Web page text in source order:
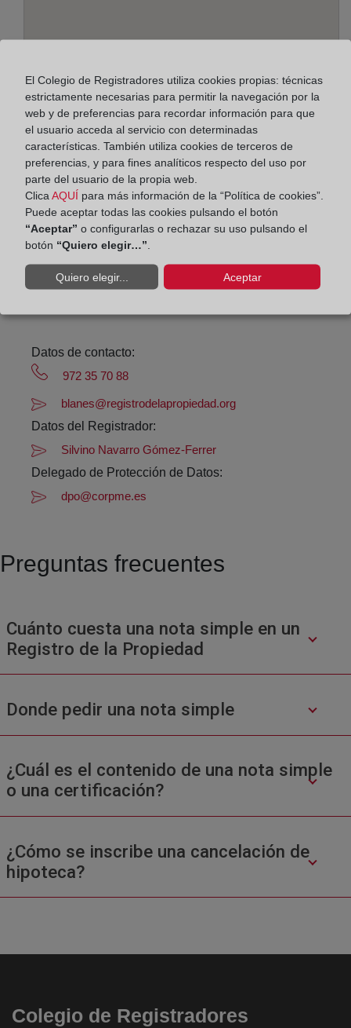
Dirección:
Carrer de Melilla, 4 - bajos, 17300
Horario:
De lunes a viernes de 09:00 a 17:00 horas
Agosto: De lunes a viernes de 09:00 a 14:00 horas
Los días 24 y 31 de diciembre de 09:00 a 14:00
Datos de contacto:
972 35 70 88
blanes@registrodelapropiedad.org
Datos del Registrador:
Silvino Navarro Gómez-Ferrer
Delegado de Protección de Datos:
dpo@corpme.es
Preguntas frecuentes
Cuánto cuesta una nota simple en un
Registro de la Propiedad
Donde pedir una nota simple
¿Cuál es el contenido de una nota simple
o una certificación?
¿Cómo se inscribe una cancelación de
hipoteca?
Colegio de Registradores
El Colegio de Registradores utiliza cookies propias: técnicas
estrictamente necesarias para permitir la navegación por la
web y de preferencias para recordar información para que
el usuario acceda al servicio con determinadas
características. También utiliza cookies de terceros de
preferencias, y para fines analíticos respecto del uso por
parte del usuario de la propia web.
Clica AQUÍ para más información de la “Política de cookies”.
Puede aceptar todas las cookies pulsando el botón
“Aceptar” o configurarlas o rechazar su uso pulsando el
botón “Quiero elegir…”
Quiero elegir... Aceptar